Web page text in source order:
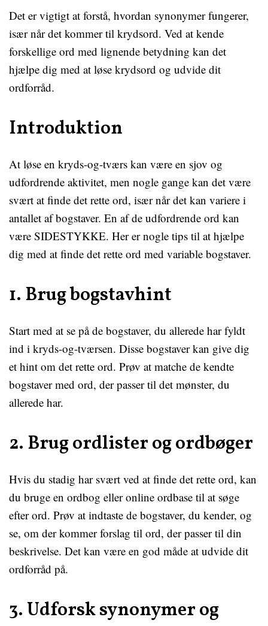
Det er vigtigt at forstå, hvordan synonymer fungerer,
især når det kommer til krydsord. Ved at kende
forskellige ord med lignende betydning kan det
hjælpe dig med at løse krydsord og udvide dit
ordforråd.
Introduktion
At løse en kryds-og-tværs kan være en sjov og
udfordrende aktivitet, men nogle gange kan det være
svært at finde det rette ord, især når det kan variere i
antallet af bogstaver. En af de udfordrende ord kan
være SIDESTYKKE. Her er nogle tips til at hjælpe
dig med at finde det rette ord med variable bogstaver.
1. Brug bogstavhint
Start med at se på de bogstaver, du allerede har fyldt
ind i kryds-og-tværsen. Disse bogstaver kan give dig
et hint om det rette ord. Prøv at matche de kendte
bogstaver med ord, der passer til det mønster, du
allerede har.
2. Brug ordlister og ordbøger
Hvis du stadig har svært ved at finde det rette ord, kan
du bruge en ordbog eller online ordbase til at søge
efter ord. Prøv at indtaste de bogstaver, du kender, og
se, om der kommer forslag til ord, der passer til din
beskrivelse. Det kan være en god måde at udvide dit
ordforråd på.
3. Udforsk synonymer og